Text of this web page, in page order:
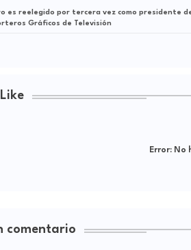
es reelegido por tercera vez como presidente
Gráficos de Televisión
Error: No
comentario